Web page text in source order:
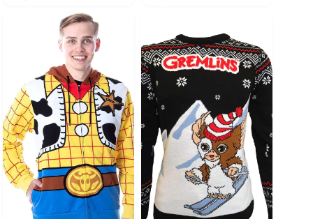
auf.
Die
Optionen
können
auf
der
Produktseite
gewählt
werden